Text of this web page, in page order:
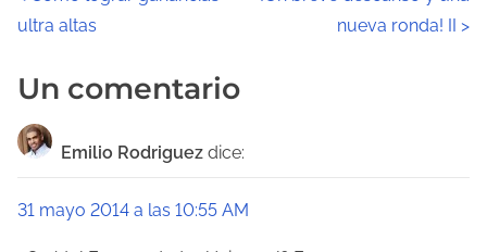
a
v
e
a
ultra altas
nueva ronda! II >
Un comentario
Emilio Rodriguez dice:
31 mayo 2014 a las 10:55 AM